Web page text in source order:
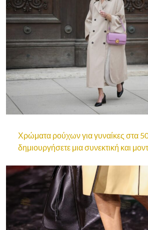
Χρώματα ρούχων για γυναίκες στα
δημιουργήσετε μια συνεκτική και